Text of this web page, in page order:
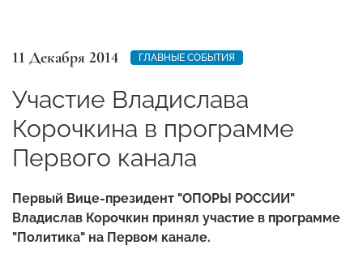
11 Декабря 2014 ГЛАВНЫЕ СОБЫТИЯ
Участие Владислава
Корочкина в программе
Первого канала
Первый Вице-президент "ОПОРЫ РОССИИ"
Владислав Корочкин принял участие в программе
"Политика" на Первом канале.